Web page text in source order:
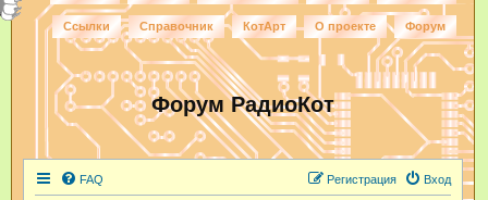
Ссылки Справочник КотАрт О проекте Форум
Форум РадиоКот
FAQ Вход
Регистрация